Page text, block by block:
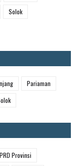
Solok
Pariaman
Provinsi